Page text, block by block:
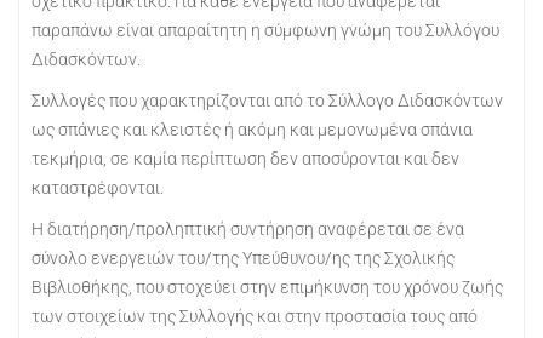
παραπάνω είναι απαραίτητη η σύμφωνη γνώμη του Συλλόγου
Διδασκόντων.
Συλλογές που χαρακτηρίζονται από το Σύλλογο Διδασκόντων
ως σπάνιες και κλειστές ή ακόμη και μεμονωμένα σπάνια
τεκμήρια, σε καμία περίπτωση δεν αποσύρονται και δεν
καταστρέφονται.
Η διατήρηση/προληπτική συντήρηση αναφέρεται σε ένα
σύνολο ενεργειών του/της Υπεύθυνου/ης της Σχολικής
Βιβλιοθήκης, που στοχεύει στην επιμήκυνση του χρόνου ζωής
των στοιχείων της Συλλογής και στην προστασία τους από